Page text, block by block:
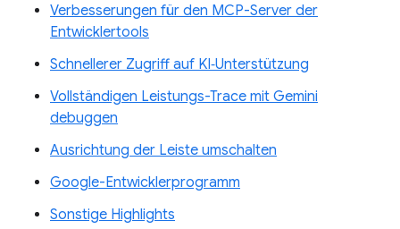
Verbesserungen für den MCP-Server der
Entwicklertools
Schnellerer Zugriff auf KI‑Unterstützung
Vollständigen Leistungs-Trace mit Gemini
debuggen
Ausrichtung der Leiste umschalten
Google-Entwicklerprogramm
Sonstige Highlights